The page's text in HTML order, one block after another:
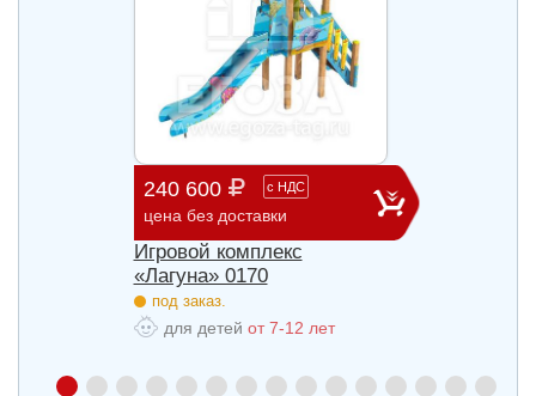
240 600 с НДС
цена без доставки
Игровой комплекс
«Лагуна» 0170
под заказ.
для детей от 7-12 лет